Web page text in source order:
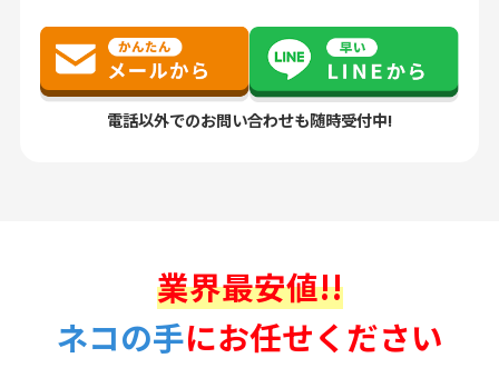
電話以外でのお問い合わせも随時受付中!
業界最安値!!
ネコの手にお任せください